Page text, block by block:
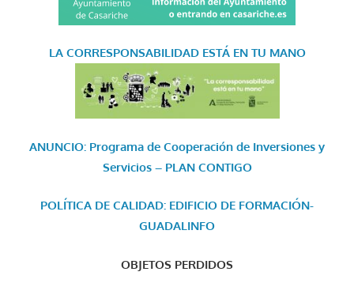
LA CORRESPONSABILIDAD ESTÁ EN TU MANO
ANUNCIO: Programa de Cooperación de Inversiones y
Servicios – PLAN CONTIGO
POLÍTICA DE CALIDAD: EDIFICIO DE FORMACIÓN-
GUADALINFO
OBJETOS PERDIDOS